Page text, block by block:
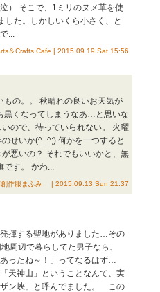
） そこで、1ミリのヌメ革を使
した。しかしいくら小さく、と
...
＆Crafts Cafe | 2015.09.19 Sat 15:56
の。。 秋晴れの良いお天気が
黒くなってしまうなあ…と思いな
ので、待っていられない。 火曜
せいか(^_^;) 何かを一つすると
悪いの？ それでもいいかと、無
です。 かわ...
創作服まふみ | 2015.09.13 Sun 21:37
揮する聖地がありました…その
周辺で暮らしてた男子なら、
あったね～！」ってなるはず…
天神山」ということなんて、実
ン峡」と呼んでました。 この